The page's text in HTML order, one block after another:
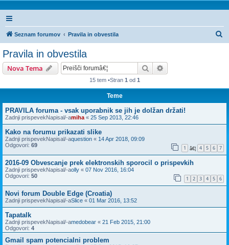
Seznam forumov Pravila in obvestila
Pravila in obvestila
Nova Tema Iskanje
15 tem •Stran 1 od 1
Teme
PRAVILA foruma - vsak uporabnik se jih je dolžan držati!
Zadnji prispevekNapisal/-amiha « 25 Sep 2013, 22:46
Kako na forumu prikazati slike
Zadnji prispevekNapisal/-aquestion « 14 Apr 2018, 09:09
Odgovori: 69 1 â€¦ 4 5 6 7
2016-09 Obvescanje prek elektronskih sporocil o prispevkih
Zadnji prispevekNapisal/-aolly « 07 Nov 2016, 16:04
Odgovori: 50 1 2 3 4 5 6
Novi forum Double Edge (Croatia)
Zadnji prispevekNapisal/-aSlice « 01 Mar 2016, 13:52
Tapatalk
Zadnji prispevekNapisal/-amedobear « 21 Feb 2015, 21:00
Odgovori: 4
Gmail spam potencialni problem